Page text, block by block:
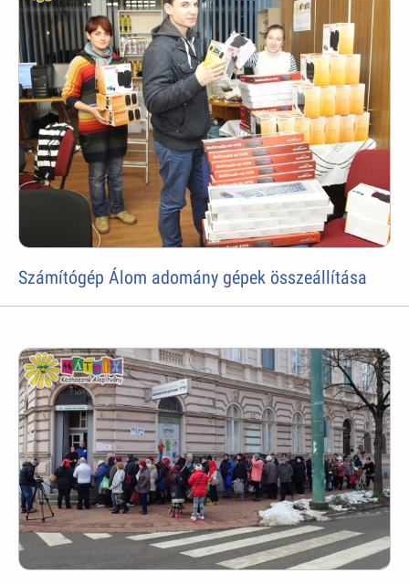
Számítógép Álom adomány gépek összeállítása